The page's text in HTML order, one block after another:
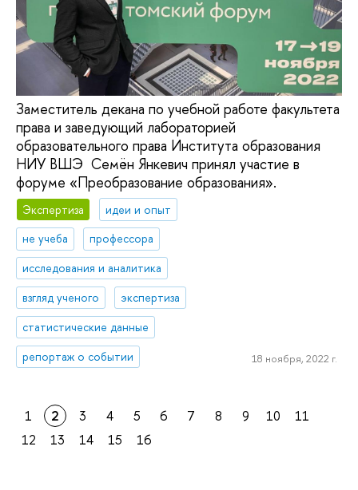
Заместитель декана по учебной работе факультета
права и заведующий лабораторией
образовательного права Института образования
НИУ ВШЭ Семён Янкевич принял участие в
форуме «Преобразование образования».
Экспертиза
идеи и опыт
не учеба
профессора
исследования и аналитика
взгляд ученого
экспертиза
статистические данные
репортаж о событии
18 ноября, 2022 г.
1 2 3 4 5 6 7 8 9 10
11
12
13 14 15 16